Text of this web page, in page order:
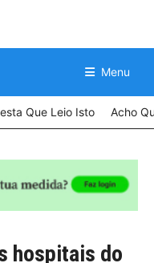
Menu
Que Leio Isto Acho
hospitais do